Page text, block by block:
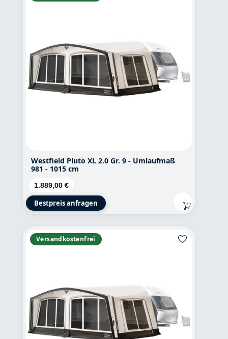
Westfield Pluto XL 2.0 Gr. 9 - Umlaufmaß
981 - 1015 cm
Regulärer Preis:
1.889,00 €
Bestpreis anfragen
Versandkostenfrei